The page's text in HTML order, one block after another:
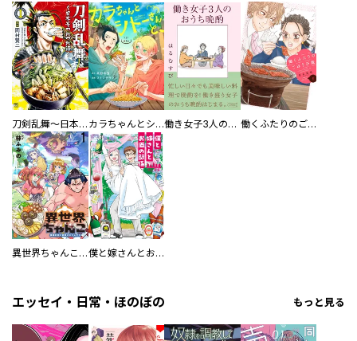
刀剣乱舞～日本号つれづれ酒～ カラちゃんとシトーさんと、 【分冊版】 働き女子3人のおうち晩酌 働くふたりのごほうび飯
異世界ちゃんこ～横綱目前に召喚されたんだが～ 【連載版】 僕と嫁さんとお酒の関係
エッセイ・日常・ほのぼの もっと見る